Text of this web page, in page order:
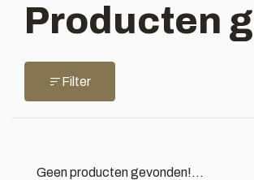
Producten
Filter
Geen producten gevonden!...